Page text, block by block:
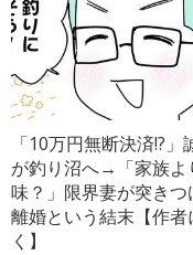
「10万円無断決済!?」
が釣り沼へ→「家族よ
味？」限界妻が突きつ
離婚という結末【作者
く】